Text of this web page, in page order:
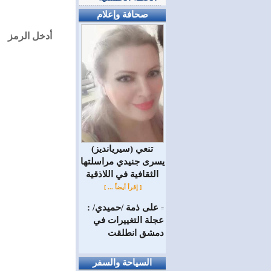
أدخل الرمز
صحافة وإعلام
(سيريانديز) تنعي
يسرى جنيدي مراسلتها
الثقافية في اللاذقية
[ إقرأ أيضاً ... ]
= على ذمة /حميدي/ :
عجلة التغييرات في
دمشق انطلقت
السياحة والسفر